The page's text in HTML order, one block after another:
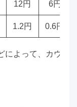
12円 6円
1.2円 0.6円
よって、カウン